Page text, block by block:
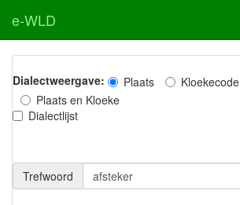
e-WLD
Dialectweergave: Plaats
Kloekecode
Plaats en Kloeke
Dialectlijst
Trefwoord